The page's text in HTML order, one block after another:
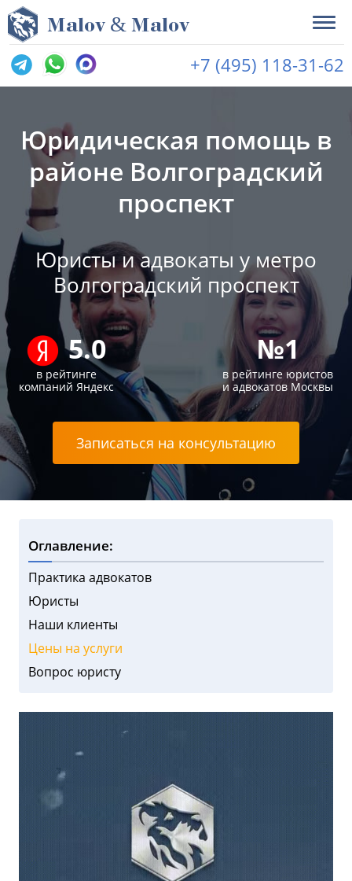
Malov & Malov
+7 (495) 118-31-62
Юридическая помощь в
районе Волгоградский
проспект
Юристы и адвокаты у метро
Волгоградский проспект
5.0
в рейтинге
компаний Яндекс
№1
в рейтинге юристов
и адвокатов Москвы
Записаться на консультацию
Оглавление:
Практика адвокатов
Юристы
Наши клиенты
Цены на услуги
Вопрос юристу